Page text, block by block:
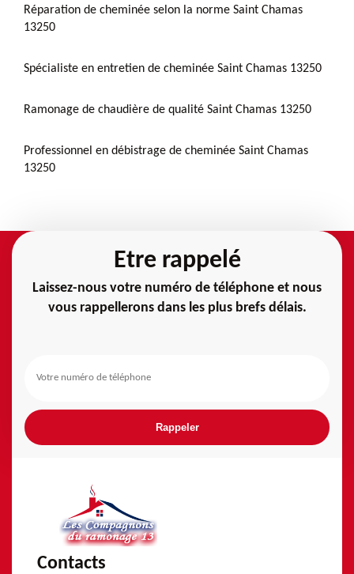
Réparation de cheminée selon la norme Saint Chamas
13250
Spécialiste en entretien de cheminée Saint Chamas 13250
Ramonage de chaudière de qualité Saint Chamas 13250
Professionnel en débistrage de cheminée Saint Chamas
13250
Etre rappelé
Laissez-nous votre numéro de téléphone et nous
vous rappellerons dans les plus brefs délais.
Contacts